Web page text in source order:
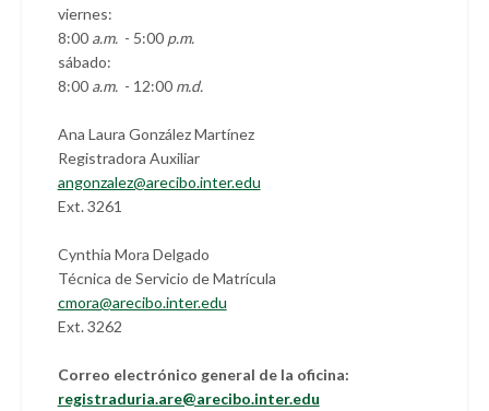
viernes:
8:00 a.m. - 5:00 p.m.
sábado:
8:00 a.m. - 12:00 m.d.
Ana Laura González Martínez
Registradora Auxiliar
angonzalez@arecibo.inter.edu
Ext. 3261
Cynthia Mora Delgado
Técnica de Servicio de Matrícula
cmora@arecibo.inter.edu
Ext. 3262
Correo electrónico general de la oficina:
registraduria.are@arecibo.inter.edu